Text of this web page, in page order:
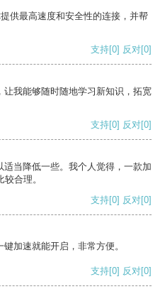
供最高速度和安全性的连接，并帮
支持[0] 反对[0]
我能够随时随地学习新知识，拓宽
支持[0] 反对[0]
当降低一些。我个人觉得，一款加
合理。
支持[0] 反对[0]
加速就能开启，非常方便。
支持[0] 反对[0]